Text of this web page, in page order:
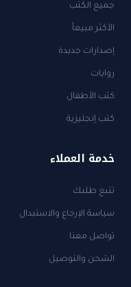
جميع الكتب
الأكثر مبيعاً
إصدارات جديدة
روايات
كتب الأطفال
كتب إنجليزية
خدمة العملاء
تتبع طلبك
سياسة الإرجاع والاستبدال
تواصل معنا
الشحن والتوصيل